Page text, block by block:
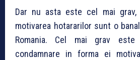
Dar nu asta este cel mai
motivarea hotararilor sunt o
Romania. Cel mai grav
condamnare in forma ei